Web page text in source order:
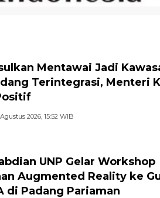
Mentawai Jadi
Terintegrasi, Menteri
2026, 15:52 WIB
UNP Gelar Workshop
Augmented Reality ke
di Padang Pariaman